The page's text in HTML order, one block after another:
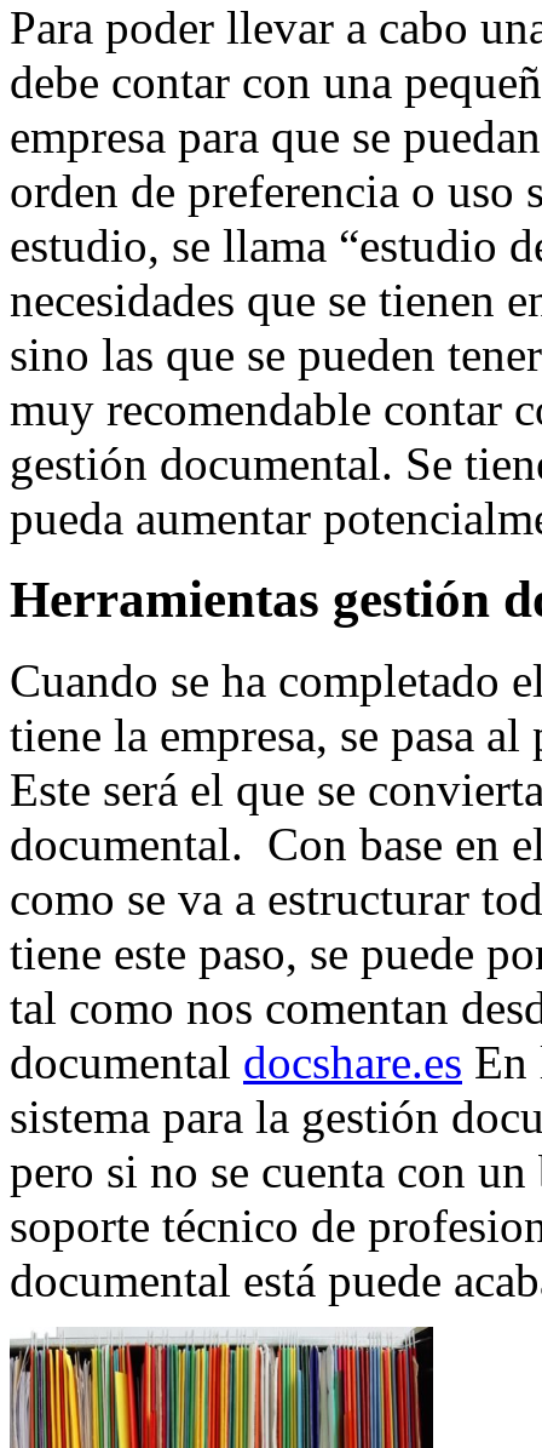
Para poder llevar a cabo
debe contar con una
empresa para que se
orden de preferencia o uso
estudio, se llama “estudio
necesidades que se tienen
sino las que se pueden
muy recomendable contar
gestión documental. Se
pueda aumentar
Herramientas gestión
Cuando se ha completado
tiene la empresa, se pasa
Este será el que se
documental. Con base en
como se va a estructurar
tiene este paso, se puede
tal como nos comentan
documental docshare.es En
sistema para la gestión
pero si no se cuenta con
soporte técnico de
documental está puede